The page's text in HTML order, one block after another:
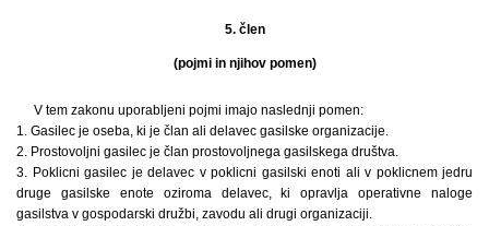
5. člen
(pojmi in njihov pomen)
V tem zakonu uporabljeni pojmi imajo naslednji ­pomen:
1. Gasilec je oseba, ki je član ali delavec gasilske organizacije.
2. Prostovoljni gasilec je član prostovoljnega gasilskega društva.
3. Poklicni gasilec je delavec v poklicni gasilski enoti ali v poklicnem jedru
druge gasilske enote oziroma delavec, ki opravlja operativne naloge
gasilstva v gospodarski družbi, zavodu ali drugi organizaciji.